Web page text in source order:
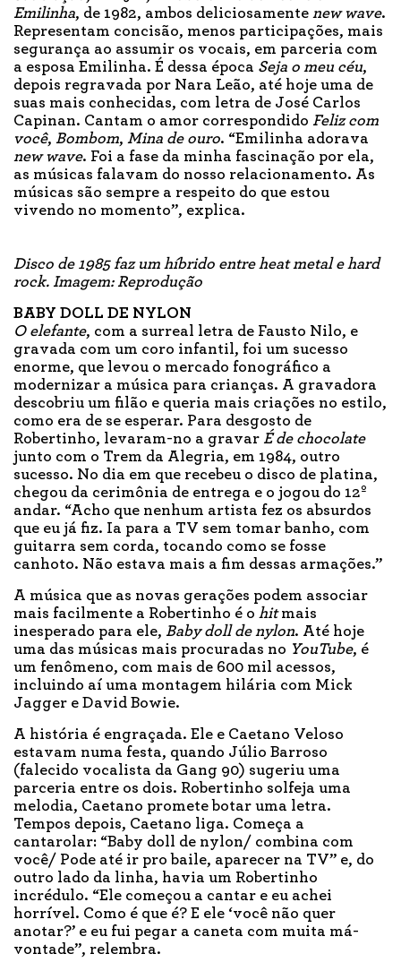
Emilinha, de 1982, ambos deliciosamente new wave.
Representam concisão, menos participações, mais
segurança ao assumir os vocais, em parceria com
a esposa Emilinha. É dessa época Seja o meu céu,
depois regravada por Nara Leão, até hoje uma de
suas mais conhecidas, com letra de José Carlos
Capinan. Cantam o amor correspondido Feliz com
você, Bombom, Mina de ouro. “Emilinha adorava
new wave. Foi a fase da minha fascinação por ela,
as músicas falavam do nosso relacionamento. As
músicas são sempre a respeito do que estou
vivendo no momento”, explica.
Disco de 1985 faz um híbrido entre heat metal e hard
rock. Imagem: Reprodução
BABY DOLL DE NYLON
O elefante, com a surreal letra de Fausto Nilo, e
gravada com um coro infantil, foi um sucesso
enorme, que levou o mercado fonográfico a
modernizar a música para crianças. A gravadora
descobriu um filão e queria mais criações no estilo,
como era de se esperar. Para desgosto de
Robertinho, levaram-no a gravar É de chocolate
junto com o Trem da Alegria, em 1984, outro
sucesso. No dia em que recebeu o disco de platina,
chegou da cerimônia de entrega e o jogou do 12º
andar. “Acho que nenhum artista fez os absurdos
que eu já fiz. Ia para a TV sem tomar banho, com
guitarra sem corda, tocando como se fosse
canhoto. Não estava mais a fim dessas armações.”
A música que as novas gerações podem associar
mais facilmente a Robertinho é o hitmais
inesperado para ele, Baby doll de nylon. Até hoje
uma das músicas mais procuradas no YouTube, é
um fenômeno, com mais de 600 mil acessos,
incluindo aí uma montagem hilária com Mick
Jagger e David Bowie.
A história é engraçada. Ele e Caetano Veloso
estavam numa festa, quando Júlio Barroso
(falecido vocalista da Gang 90) sugeriu uma
parceria entre os dois. Robertinho solfeja uma
melodia, Caetano promete botar uma letra.
Tempos depois, Caetano liga. Começa a
cantarolar: “Baby doll de nylon/ combina com
você/ Pode até ir pro baile, aparecer na TV” e, do
outro lado da linha, havia um Robertinho
incrédulo. “Ele começou a cantar e eu achei
horrível. Como é que é? E ele ‘você não quer
anotar?’ e eu fui pegar a caneta com muita má-
vontade”, relembra.